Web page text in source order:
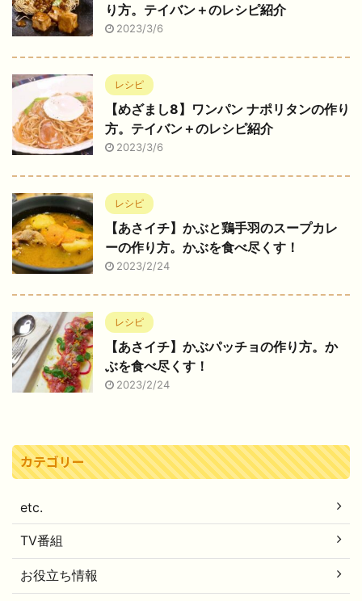
り方。テイバン＋のレシピ紹介
2023/3/6
レシピ
【めざまし8】ワンパン ナポリタンの作り
方。テイバン＋のレシピ紹介
2023/3/6
レシピ
【あさイチ】かぶと鶏手羽のスープカレ
ーの作り方。かぶを食べ尽くす！
2023/2/24
レシピ
【あさイチ】かぶパッチョの作り方。か
ぶを食べ尽くす！
2023/2/24
カテゴリー
etc.
TV番組
お役立ち情報